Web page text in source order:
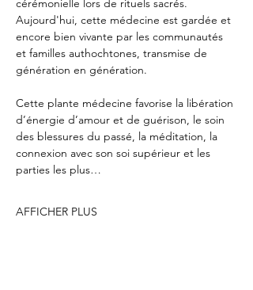
cérémonielle lors de rituels sacrés.
Aujourd'hui, cette médecine est gardée et
encore bien vivante par les communautés
et familles authochtones, transmise de
génération en génération.
Cette plante médecine favorise la libération
d’énergie d’amour et de guérison, le soin
des blessures du passé, la méditation, la
connexion avec son soi supérieur et les
parties les plus…
AFFICHER PLUS